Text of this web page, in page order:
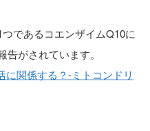
であるコエンザイムQ10に
がされています。
に関係する？-ミトコンドリ